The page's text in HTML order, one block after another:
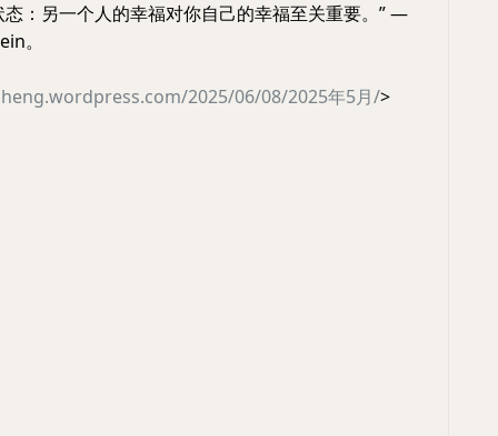
态：另一个人的幸福对你自己的幸福至关重要。” ―
。
2025/06/08/2025年5月/>